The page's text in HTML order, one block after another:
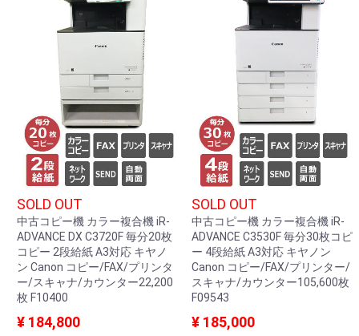
SOLD OUT
中古コピー機 カラー複合機 iR-
ADVANCE DX C3720F 毎分20枚
コピー 2段給紙 A3対応 キヤノ
ン Canon コピー/FAX/プリンタ
ー/スキャナ/カウンター22,200
枚 F10400
¥ 184,800
SOLD OUT
中古コピー機 カラー複合機 iR-
ADVANCE C3530F 毎分30枚コピ
ー 4段給紙 A3対応 キヤノン
Canon コピー/FAX/プリンター/
スキャナ/カウンター105,600枚
F09543
¥ 185,000